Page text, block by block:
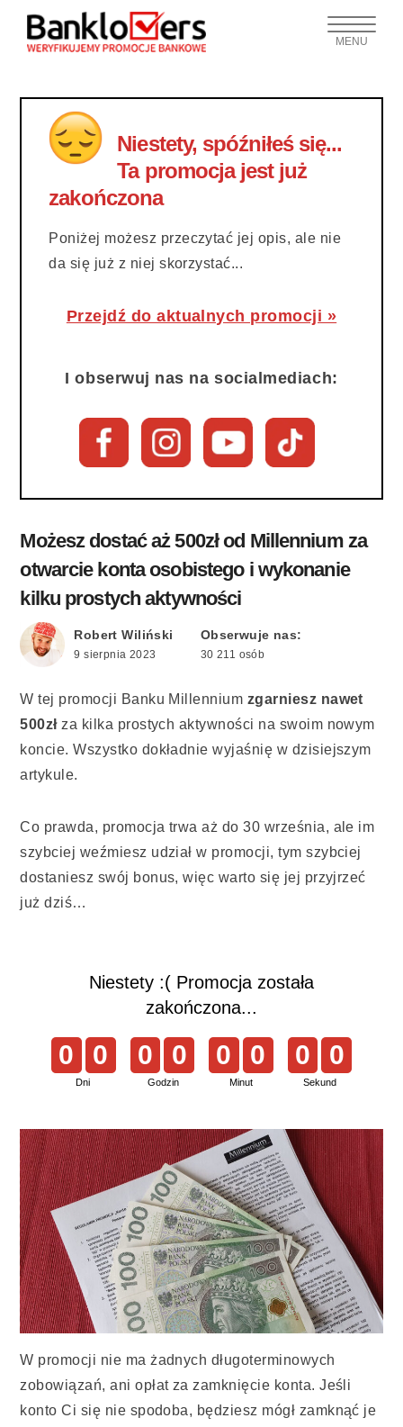
MENU
Niestety, spóźniłeś się...
Ta promocja jest już
zakończona
Poniżej możesz przeczytać jej opis, ale nie
da się już z niej skorzystać...
Przejdź do aktualnych promocji »
I obserwuj nas na socialmediach:
Możesz dostać aż 500zł od Millennium za
otwarcie konta osobistego i wykonanie
kilku prostych aktywności
Robert Wiliński
9 sierpnia 2023
Obserwuje nas:
30 211 osób
W tej promocji Banku Millennium zgarniesz nawet
500złza kilka prostych aktywności na swoim nowym
koncie. Wszystko dokładnie wyjaśnię w dzisiejszym
artykule.
Co prawda, promocja trwa aż do 30 września, ale im
szybciej weźmiesz udział w promocji, tym szybciej
dostaniesz swój bonus, więc warto się jej przyjrzeć
już dziś…
Niestety :( Promocja została
zakończona...
0 0
Dni
0 0
Godzin
0 0
Minut
0 0
Sekund
W promocji nie ma żadnych długoterminowych
zobowiązań, ani opłat za zamknięcie konta. Jeśli
konto Ci się nie spodoba, będziesz mógł zamknąć je